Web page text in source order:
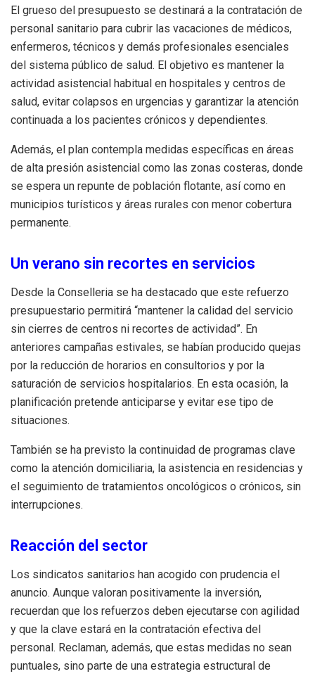
El grueso del presupuesto se destinará a la contratación de
personal sanitario para cubrir las vacaciones de médicos,
enfermeros, técnicos y demás profesionales esenciales
del sistema público de salud. El objetivo es mantener la
actividad asistencial habitual en hospitales y centros de
salud, evitar colapsos en urgencias y garantizar la atención
continuada a los pacientes crónicos y dependientes.
Además, el plan contempla medidas específicas en áreas
de alta presión asistencial como las zonas costeras, donde
se espera un repunte de población flotante, así como en
municipios turísticos y áreas rurales con menor cobertura
permanente.
Un verano sin recortes en servicios
Desde la Conselleria se ha destacado que este refuerzo
presupuestario permitirá “mantener la calidad del servicio
sin cierres de centros ni recortes de actividad”. En
anteriores campañas estivales, se habían producido quejas
por la reducción de horarios en consultorios y por la
saturación de servicios hospitalarios. En esta ocasión, la
planificación pretende anticiparse y evitar ese tipo de
situaciones.
También se ha previsto la continuidad de programas clave
como la atención domiciliaria, la asistencia en residencias y
el seguimiento de tratamientos oncológicos o crónicos, sin
interrupciones.
Reacción del sector
Los sindicatos sanitarios han acogido con prudencia el
anuncio. Aunque valoran positivamente la inversión,
recuerdan que los refuerzos deben ejecutarse con agilidad
y que la clave estará en la contratación efectiva del
personal. Reclaman, además, que estas medidas no sean
puntuales, sino parte de una estrategia estructural de